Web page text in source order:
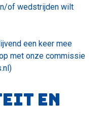
of wedstrijden wilt
een keer mee
met onze commissie
en